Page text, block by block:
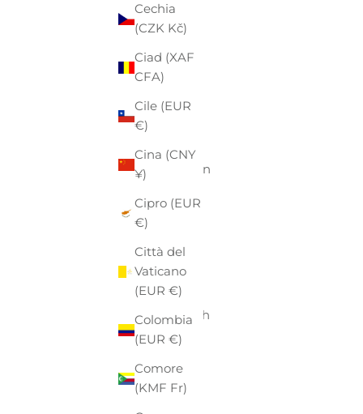
Cechia
(CZK Kč)
Ciad (XAF
CFA)
Cile (EUR
€)
Cina (CNY
¥)
Cipro (EUR
€)
Città del
Vaticano
(EUR €)
Colombia
(EUR €)
Comore
(KMF Fr)
Aruba
Australia
Austria
Azerbaigian
Bahamas
Bahrein
(EUR €)
Bangladesh
(BDT ৳)
Barbados
(BBD $)